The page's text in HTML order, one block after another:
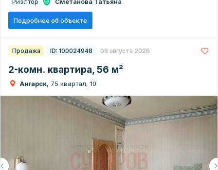
Подробнее об объекте
Продажа ID: 100024948 06 августа 2026
2-комн. квартира, 56 м²
Ангарск, 75 квартал, 10